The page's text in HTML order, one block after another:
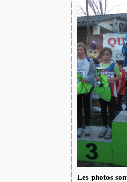
Les photos